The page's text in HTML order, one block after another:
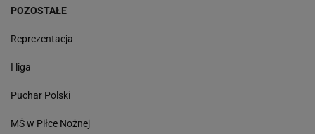
POZOSTAŁE
Reprezentacja
I liga
Puchar Polski
MŚ w Piłce Nożnej